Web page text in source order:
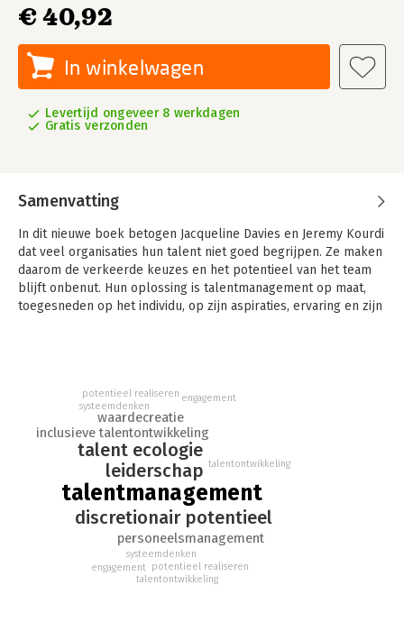
€ 40,92
In winkelwagen
Levertijd ongeveer 8 werkdagen
Gratis verzonden
Samenvatting
In dit nieuwe boek betogen Jacqueline Davies en Jeremy Kourdi
dat veel organisaties hun talent niet goed begrijpen. Ze maken
daarom de verkeerde keuzes en het potentieel van het team
blijft onbenut. Hun oplossing is talentmanagement op maat,
toegesneden op het individu, op zijn aspiraties, ervaring en zijn
talentmanagement
leiderschap
discretionair potentieel
talent ecologie
personeelsmanagement
inclusieve talentontwikkeling
waardecreatie
systeemdenken
potentieel realiseren
talentontwikkeling
engagement
systeemdenken
potentieel realiseren
talentontwikkeling
engagement